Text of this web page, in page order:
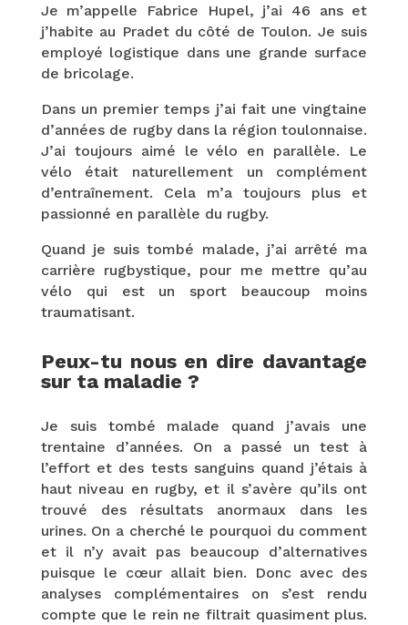
Je m’appelle Fabrice Hupel, j’ai 46 ans et
j’habite au Pradet du côté de Toulon. Je suis
employé logistique dans une grande surface
de bricolage.
Dans un premier temps j’ai fait une vingtaine
d’années de rugby dans la région toulonnaise.
J’ai toujours aimé le vélo en parallèle. Le
vélo était naturellement un complément
d’entraînement. Cela m’a toujours plus et
passionné en parallèle du rugby.
Quand je suis tombé malade, j’ai arrêté ma
carrière rugbystique, pour me mettre qu’au
vélo qui est un sport beaucoup moins
traumatisant.
Peux-tu nous en dire davantage
sur ta maladie ?
Je suis tombé malade quand j’avais une
trentaine d’années. On a passé un test à
l’effort et des tests sanguins quand j’étais à
haut niveau en rugby, et il s’avère qu’ils ont
trouvé des résultats anormaux dans les
urines. On a cherché le pourquoi du comment
et il n’y avait pas beaucoup d’alternatives
puisque le cœur allait bien. Donc avec des
analyses complémentaires on s’est rendu
compte que le rein ne filtrait quasiment plus.